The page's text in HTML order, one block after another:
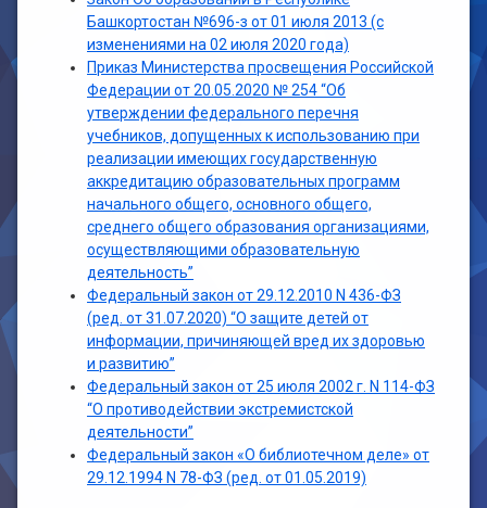
Башкортостан №696-з от 01 июля 2013 (с
изменениями на 02 июля 2020 года)
Приказ Министерства просвещения Российской
Федерации от 20.05.2020 № 254 “Об
утверждении федерального перечня
учебников, допущенных к использованию при
реализации имеющих государственную
аккредитацию образовательных программ
начального общего, основного общего,
среднего общего образования организациями,
осуществляющими образовательную
деятельность”
Федеральный закон от 29.12.2010 N 436-ФЗ
(ред. от 31.07.2020) “О защите детей от
информации, причиняющей вред их здоровью
и развитию”
Федеральный закон от 25 июля 2002 г. N 114-ФЗ
“О противодействии экстремистской
деятельности”
Федеральный закон «О библиотечном деле» от
29.12.1994 N 78-ФЗ (ред. от 01.05.2019)